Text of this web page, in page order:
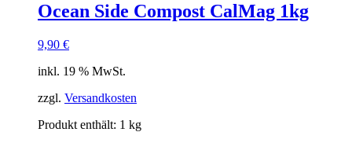
Ocean Side Compost CalMag 1kg
9,90 €
inkl. 19 % MwSt.
zzgl. Versandkosten
Produkt enthält: 1 kg